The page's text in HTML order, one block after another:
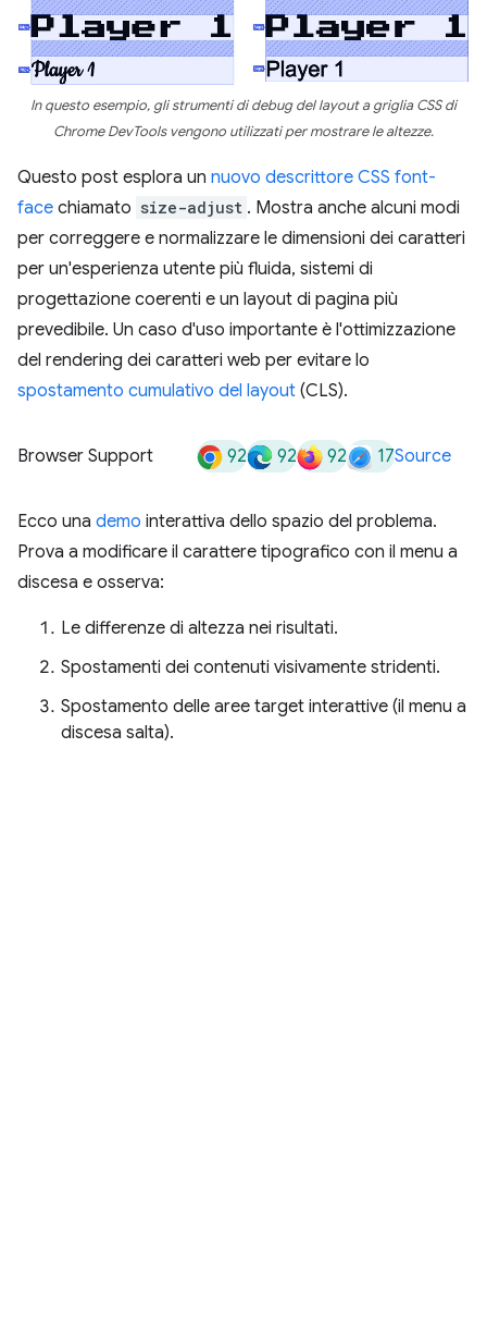
In questo esempio, gli strumenti di debug del layout a griglia CSS di
Chrome DevTools vengono utilizzati per mostrare le altezze.
Questo post esplora un nuovo descrittore CSS font-
face chiamato size-adjust . Mostra anche alcuni modi
per correggere e normalizzare le dimensioni dei caratteri
per un'esperienza utente più fluida, sistemi di
progettazione coerenti e un layout di pagina più
prevedibile. Un caso d'uso importante è l'ottimizzazione
del rendering dei caratteri web per evitare lo
spostamento cumulativo del layout (CLS).
Browser Support 92 92 92 17Source
Ecco una demo interattiva dello spazio del problema.
Prova a modificare il carattere tipografico con il menu a
discesa e osserva:
Le differenze di altezza nei risultati.
Spostamenti dei contenuti visivamente stridenti.
Spostamento delle aree target interattive (il menu a
discesa salta).